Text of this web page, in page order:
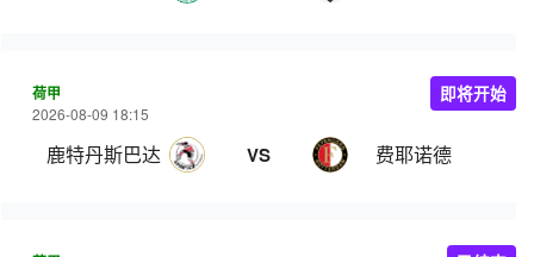
荷甲
2026-08-09 18:15
鹿特丹斯巴达 VS 费耶诺德
即将开始